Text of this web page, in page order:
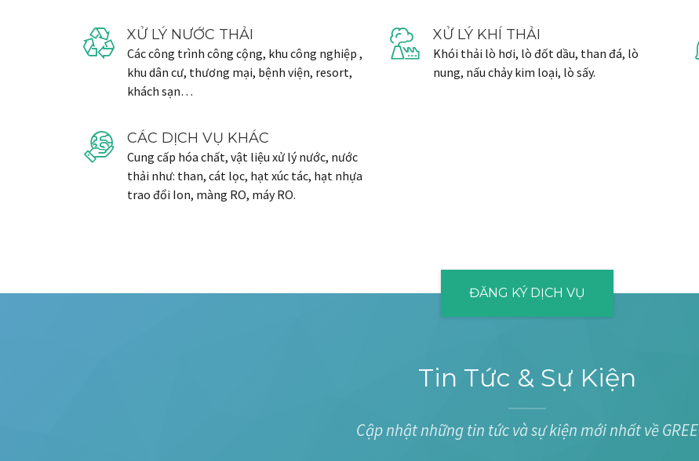
XỬ LÝ NƯỚC THẢI
Các công trình công cộng, khu công nghiệp ,
khu dân cư, thương mại, bệnh viện, resort,
khách sạn…
XỬ LÝ KHÍ THẢI
Khói thải lò hơi, lò đốt dầu, than đá, lò
nung, nấu chảy kim loại, lò sấy.
CÁC DỊCH VỤ KHÁC
Cung cấp hóa chất, vật liệu xử lý nước, nước
thải như: than, cát lọc, hạt xúc tác, hạt nhựa
trao đổi Ion, màng RO, máy RO.
ĐĂNG KÝ DỊCH VỤ
Tin Tức & Sự Kiện
Cập nhật những tin tức và sự kiện mới nhất về GREE